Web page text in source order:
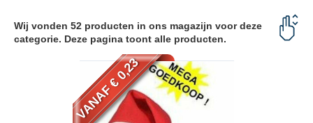
Wij vonden 52 producten in ons magazijn voor deze
categorie. Deze pagina toont alle producten.
VANAF € 0,23